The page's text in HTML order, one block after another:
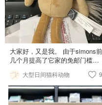
坏…不知道这条能用多久呢？ 真
的好爱simons，上周下的单这周
就到了。就是送货的有点暴力
😂，盒子都破了。well，总比我
那个寄丢了的lululemon包裹要
好，还要我等4天才可以拿到调查
结果，决定是给我退钱还是给我
再寄。有点无奈啊！
大家好，又是我。 由于simons前
几个月提高了它家的免邮门槛，
从25$加到50$，使我望而却步了
一阵子。 然后不知道为何那天手
贱点进去simons看，看到一堆好
东西打折，还全是我的码，不就
大型日间猫科动物 9